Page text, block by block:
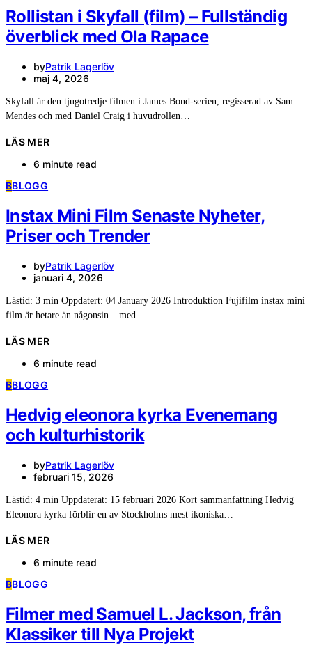
Rollistan i Skyfall (film) – Fullständig
överblick med Ola Rapace
byPatrik Lagerlöv
maj 4, 2026
Skyfall är den tjugotredje filmen i James Bond-serien, regisserad av Sam
Mendes och med Daniel Craig i huvudrollen…
LÄS MER
6 minute read
BBLOGG
Instax Mini Film Senaste Nyheter,
Priser och Trender
byPatrik Lagerlöv
januari 4, 2026
Lästid: 3 min Oppdatert: 04 January 2026 Introduktion Fujifilm instax mini
film är hetare än någonsin – med…
LÄS MER
6 minute read
BBLOGG
Hedvig eleonora kyrka Evenemang
och kulturhistorik
byPatrik Lagerlöv
februari 15, 2026
Lästid: 4 min Uppdaterat: 15 februari 2026 Kort sammanfattning Hedvig
Eleonora kyrka förblir en av Stockholms mest ikoniska…
LÄS MER
6 minute read
BBLOGG
Filmer med Samuel L. Jackson, från
Klassiker till Nya Projekt